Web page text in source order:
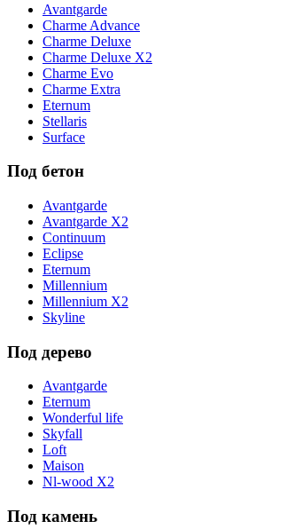
Avantgarde
Charme Advance
Charme Deluxe
Charme Deluxe X2
Charme Evo
Charme Extra
Eternum
Stellaris
Surface
Под бетон
Avantgarde
Avantgarde X2
Continuum
Eclipse
Eternum
Millennium
Millennium X2
Skyline
Под дерево
Avantgarde
Eternum
Wonderful life
Skyfall
Loft
Maison
Nl-wood X2
Под камень